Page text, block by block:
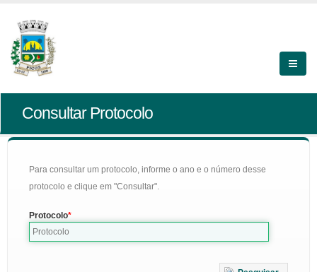
Consultar Protocolo
Para consultar um protocolo, informe o ano e o número desse
protocolo e clique em "Consultar".
Protocolo